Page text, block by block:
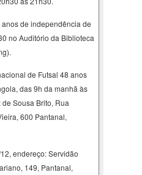
de independência de
no Auditório da Biblioteca
de Futsal 48 anos
das 9h da manhã às
Sousa Brito, Rua
600 Pantanal,
endereço: Servidão
149, Pantanal,